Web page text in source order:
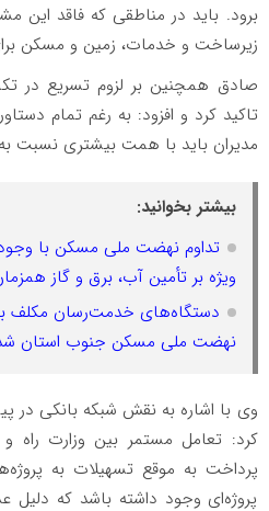
برود. باید در مناطقی که فاقد این
زیرساخت و خدمات، زمین و مسکن
صادق همچنین بر لزوم تسریع در
تاکید کرد و افزود: به رغم تمام
مدیران باید با همت بیشتری نسبت به
بیشتر بخوانید:
تداوم نهضت ملی مسکن با وجود
ویژه بر تأمین آب، برق و گاز
دستگاه‌های خدمت‌رسان مکلف
نهضت ملی مسکن جنوب استان
وی با اشاره به نقش شبکه بانکی
کرد: تعامل مستمر بین وزارت راه
پرداخت به موقع تسهیلات به
پروژه‌ای وجود داشته باشد که دلیل